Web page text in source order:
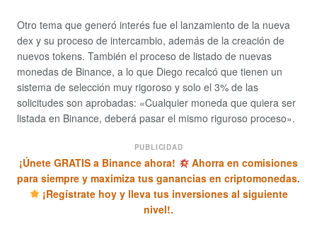
Otro tema que generó interés fue el lanzamiento de la nueva
dex y su proceso de intercambio, además de la creación de
nuevos tokens. También el proceso de listado de nuevas
monedas de Binance, a lo que Diego recalcó que tienen un
sistema de selección muy rigoroso y solo el 3% de las
solicitudes son aprobadas: «Cualquier moneda que quiera ser
listada en Binance, deberá pasar el mismo riguroso proceso».
PUBLICIDAD
¡Únete GRATIS a Binance ahora!
Ahorra en comisiones
para siempre y maximiza tus ganancias en criptomonedas.
¡Regístrate hoy y lleva tus inversiones al siguiente
nivel!.